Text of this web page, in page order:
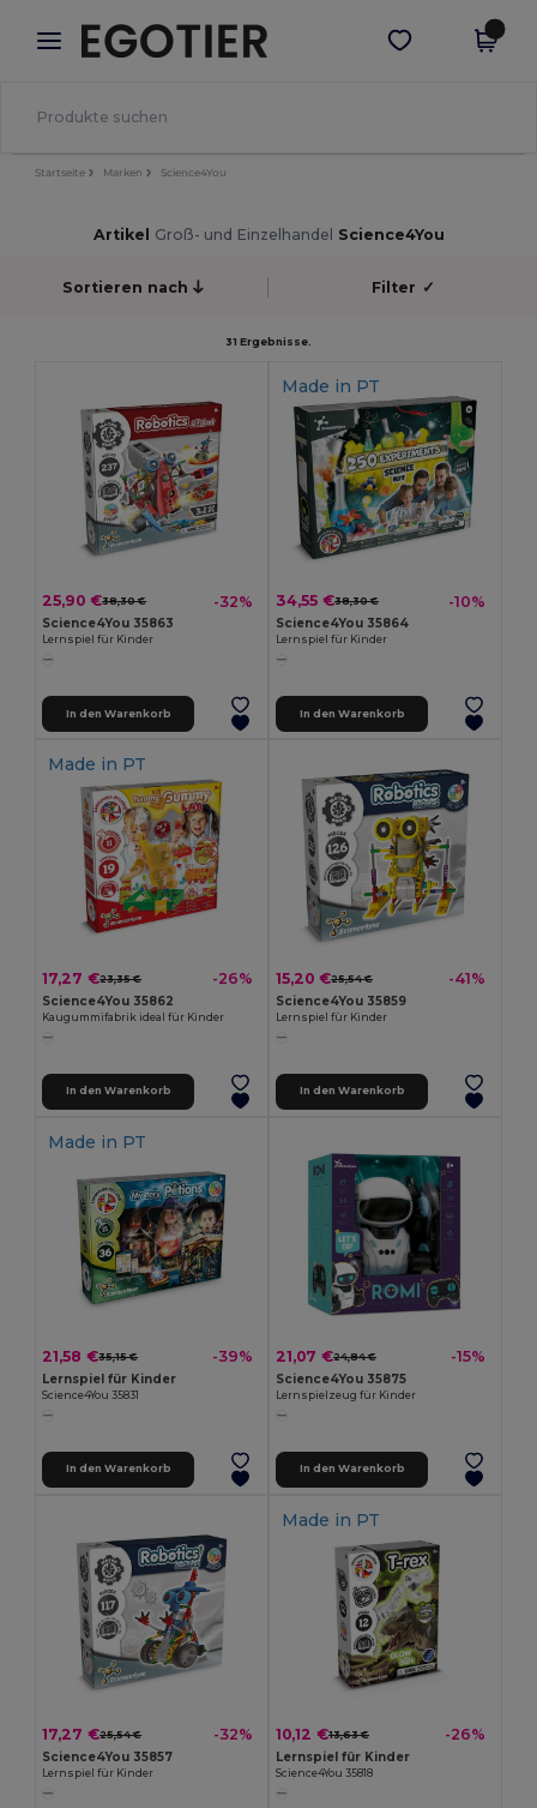
× Egotier App
Bessere Preise in der App!
App holen
Startseite Marken Science4You
Artikel Groß- und Einzelhandel Science4You
Sortieren nach Filter ✓
31 Ergebnisse.
25,90 €38,30 € -32%
Science4You 35863
Lernspiel für Kinder
In den Warenkorb
Made in PT
34,55 €38,30 € -10%
Science4You 35864
Lernspiel für Kinder
In den Warenkorb
Made in PT
17,27 €23,35 € -26%
Science4You 35862
Kaugummifabrik ideal für Kinder
In den Warenkorb
15,20 €25,54 € -41%
Science4You 35859
Lernspiel für Kinder
In den Warenkorb
Made in PT
21,58 €35,15 € -39%
Lernspiel für Kinder
Science4You 35831
In den Warenkorb
21,07 €24,84 € -15%
Science4You 35875
Lernspielzeug für Kinder
In den Warenkorb
17,27 €25,54 € -32%
Science4You 35857
Lernspiel für Kinder
Made in PT
10,12 €13,63 € -26%
Lernspiel für Kinder
Science4You 35818